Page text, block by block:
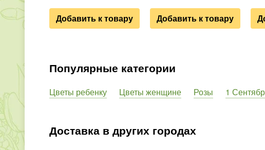
Добавить к товару Добавить к товару
Популярные категории
Цветы ребенку Цветы женщине Розы 1
Доставка в других городах